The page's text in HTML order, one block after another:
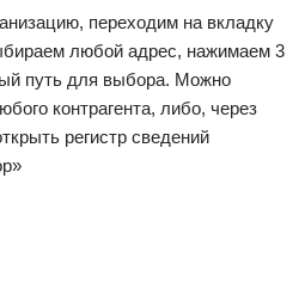
переходим на вкладку
любой адрес, нажимаем 3
путь для выбора. Можно
контрагента, либо, через
регистр сведений